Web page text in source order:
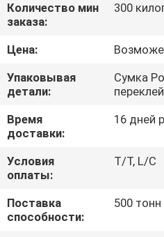
СВЯЖИТЕСЬ
МЫ
СПРОСИТЕ
ЦИТАТУ
КАРТА
САЙТА
Количество мин
заказа:
300
Цена:
Упаковывая
детали:
Сумка
Время
доставки:
16 дней
Условия
оплаты:
T/T, L/C
Поставка
способности:
500